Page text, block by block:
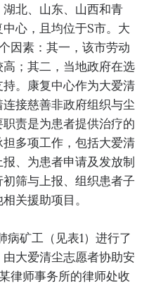
北、山东、山西和青
心，且均位于S市。大
因素：其一，该市劳动
；其二，当地政府在选
。康复中心作为大爱清
接慈善非政府组织与尘
责是为患者提供治疗的
多项工作，包括大爱清
、为患者申请及发放制
筛与上报、组织患者子
关援助项目。
病矿工（见表1）进行了
大爱清尘志愿者协助安
律师事务所的律师处收